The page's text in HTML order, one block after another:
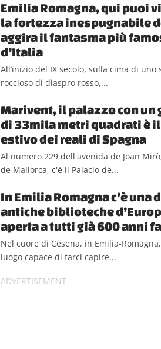
Emilia Romagna, qui puoi
la fortezza inespugnabile
aggira il fantasma più
d’Italia
All’inizio del IX secolo, sulla cima di uno
roccioso di diaspro rosso,...
Marivent, il palazzo con un
di 33mila metri quadrati è
estivo dei reali di Spagna
Al numero 229 dell'avenida de Joan
de Mallorca, c'è il Palacio de...
In Emilia Romagna c’è una
antiche biblioteche
aperta a tutti già 600 anni fa
Nel cuore di Cesena, in Emilia-
luogo capace di farci capire...